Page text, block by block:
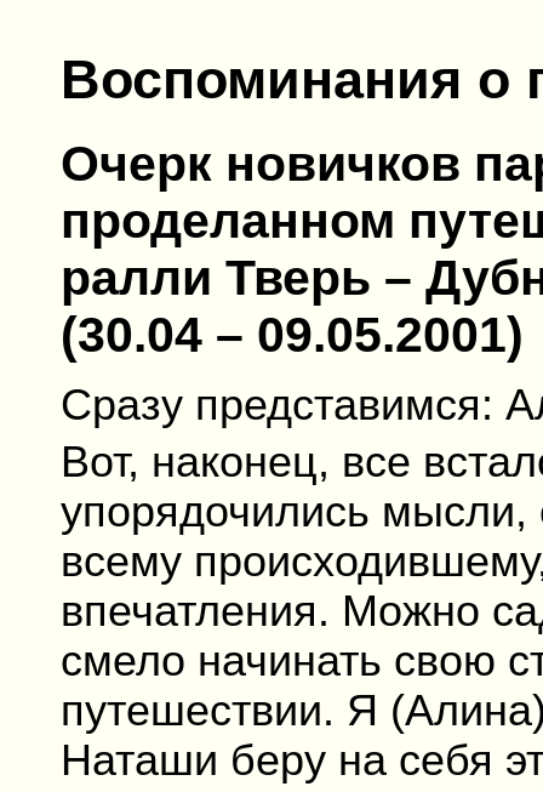
Воспоминания о
Очерк новичков
проделанном
ралли Тверь –
(30.04 – 09.05.2001)
Сразу представимся:
Вот, наконец, все
упорядочились мысли,
всему
впечатления. Можно
смело начинать свою
путешествии. Я
Наташи беру на себя